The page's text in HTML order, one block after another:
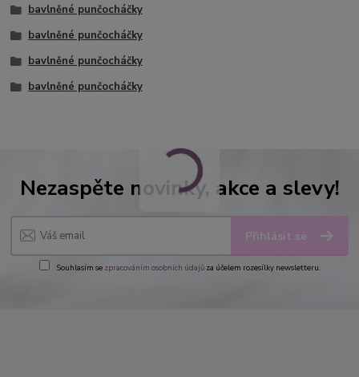
bavlněné punčocháčky
bavlněné punčocháčky
bavlněné punčocháčky
bavlněné punčocháčky
Nezaspěte novinky, akce a slevy!
Přihlásit se
Souhlasím se zpracováním osobních údajůza účelem rozesílky newsletteru.